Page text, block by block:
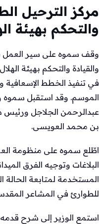
مركز الترحيل
والتحكم بهيئة
وقف سموه على سير العمل
والقيادة والتحكم بهيئة
في تنفيذ الخطط الإسعافية
الموسم. وقد استقبل سموه
عبدالرحمن الجلاجل ورئيس
بن محمد العويسى.
اطّلع سموه على منظومة
البلاغات وتوجيه الفرق
المستخدمة لمتابعة الحالة
للطوارئ في المشاعر
استمع الوزير إلى شرح قدمه